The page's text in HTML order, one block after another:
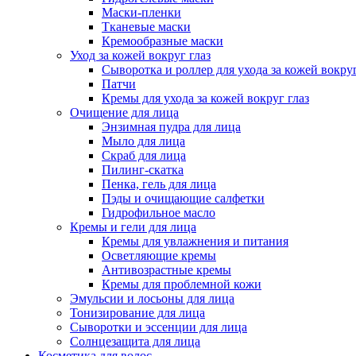
Маски-пленки
Тканевые маски
Кремообразные маски
Уход за кожей вокруг глаз
Сыворотка и роллер для ухода за кожей
Патчи
Кремы для ухода за кожей вокруг глаз
Очищение для лица
Энзимная пудра для лица
Мыло для лица
Скраб для лица
Пилинг-скатка
Пенка, гель для лица
Пэды и очищающие салфетки
Гидрофильное масло
Кремы и гели для лица
Кремы для увлажнения и питания
Осветляющие кремы
Антивозрастные кремы
Кремы для проблемной кожи
Эмульсии и лосьоны для лица
Тонизирование для лица
Сыворотки и эссенции для лица
Солнцезащита для лица